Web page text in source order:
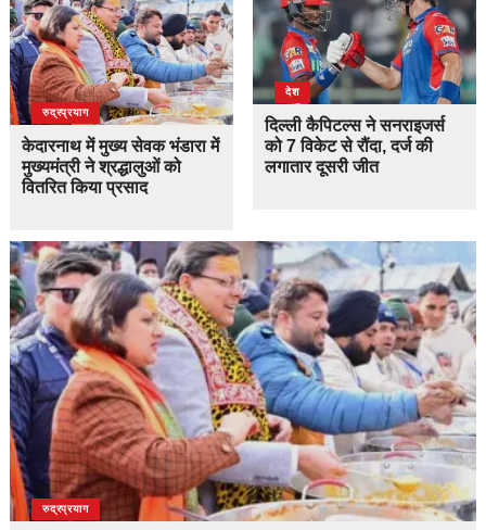
उत्तराखंड
देश
रुद्रप्रयाग
केदारनाथ में मुख्य सेवक भंडारा में
मुख्यमंत्री ने श्रद्धालुओं को
वितरित किया प्रसाद
देश
दिल्ली कैपिटल्स ने सनराइजर्स
को 7 विकेट से रौंदा, दर्ज की
लगातार दूसरी जीत
उत्तराखंड
देश
रुद्रप्रयाग